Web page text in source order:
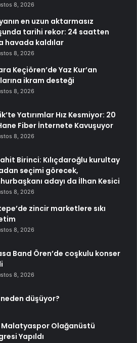
8, 2026
en uzun aktarmasız
tarihi rekor: 24 saatten
havada kaldılar
8, 2026
Keçiören’de Yaz Kur’an
ikram desteği
8, 2026
Yatırımlar Hız Kesmiyor: 20
Fiber İnternete Kavuşuyor
8, 2026
Birinci: Kılıçdaroğlu kurultay
seçimi görecek,
adayı da İlhan Kesici
8, 2026
zincir marketlere sıkı
8, 2026
Band Ören’de coşkulu konser
8, 2026
düşüyor?
Malatyaspor Olağanüstü
Yapıldı